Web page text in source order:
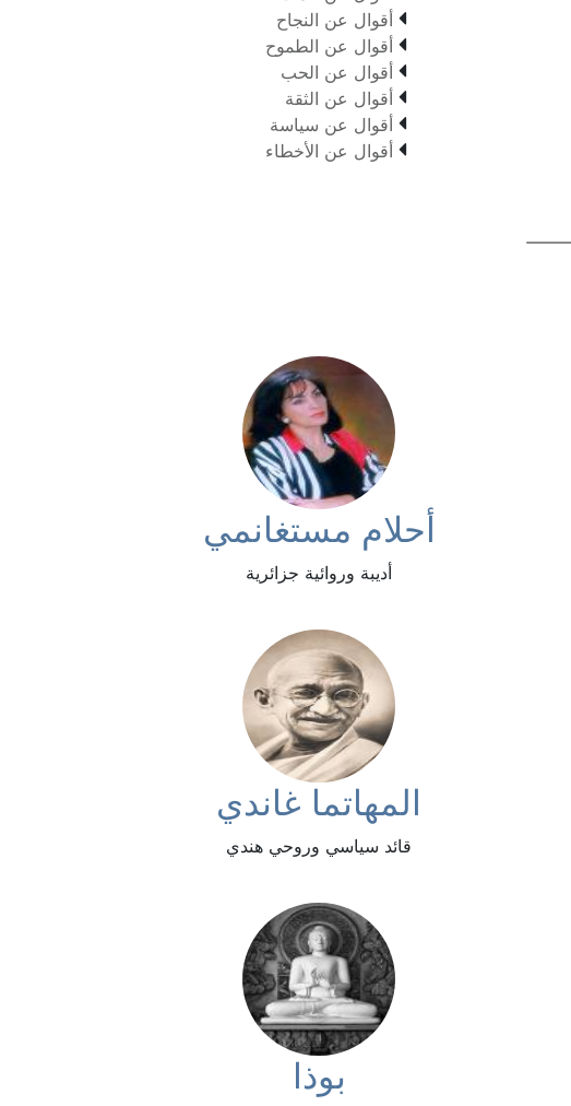
 أقوال عن النجاح
 أقوال عن الطموح
 أقوال عن الحب
 أقوال عن الثقة
 أقوال عن سياسة
 أقوال عن الأخطاء
أحلام مستغانمي
أديبة وروائية جزائرية
المهاتما غاندي
قائد سياسي وروحي هندي
بوذا